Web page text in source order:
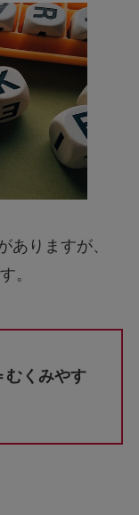
ありますが、
。
むくみやす